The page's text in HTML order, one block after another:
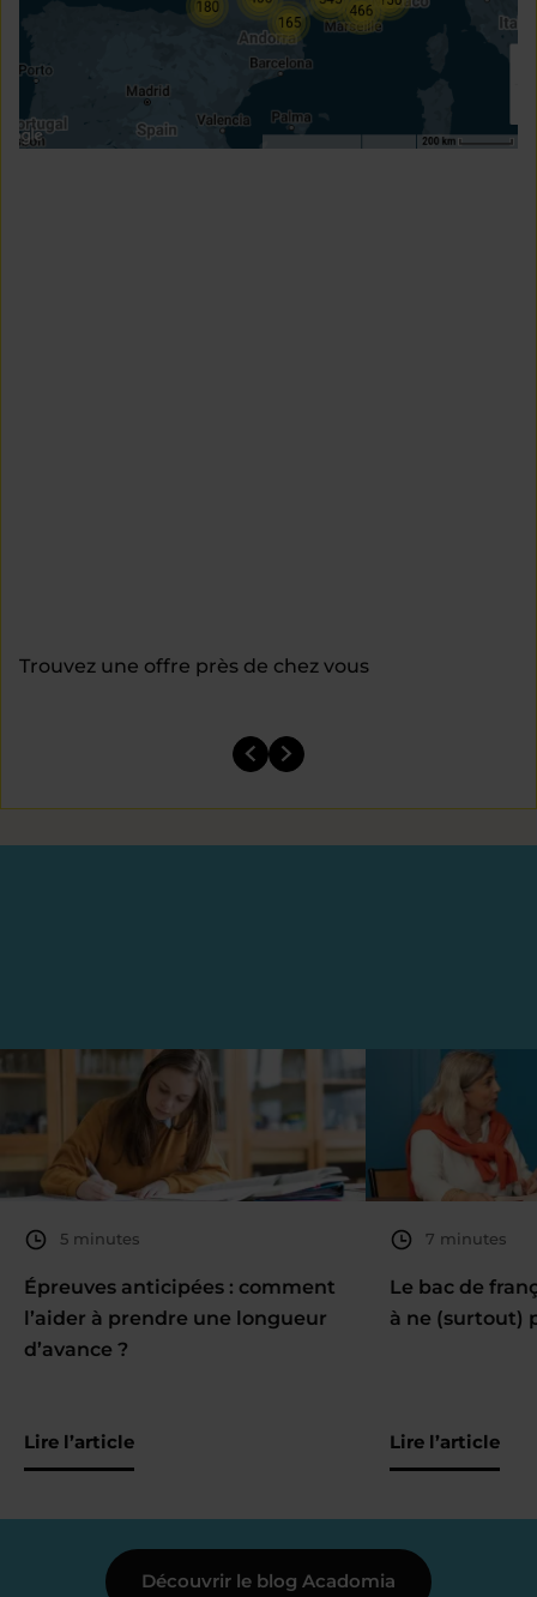
Trouvez une offre près de chez vous
5 minutes
Épreuves anticipées : comment
l’aider à prendre une longueur
d’avance ?
Lire l’article
7 minutes
Le bac de
à ne (surtout)
Lire l’article
Découvrir le blog Acadomia